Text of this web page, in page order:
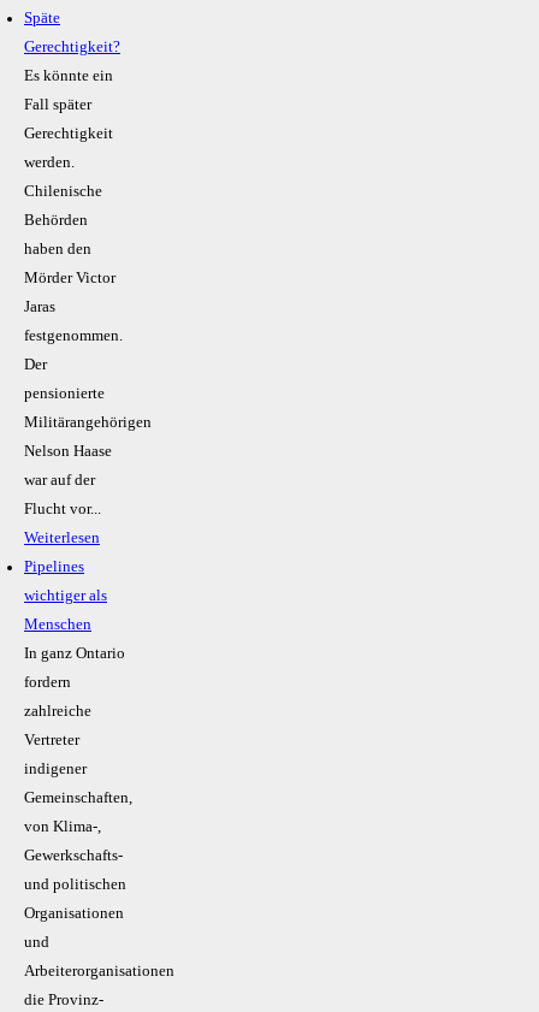
Späte
Gerechtigkeit?
Es könnte ein
Fall später
Gerechtigkeit
werden.
Chilenische
Behörden
haben den
Mörder Victor
Jaras
festgenommen.
Der
pensionierte
Militärangehörigen
Nelson Haase
war auf der
Flucht vor...
Weiterlesen
Pipelines
wichtiger als
Menschen
In ganz Ontario
fordern
zahlreiche
Vertreter
indigener
Gemeinschaften,
von Klima-,
Gewerkschafts-
und politischen
Organisationen
und
Arbeiterorganisationen
die Provinz-